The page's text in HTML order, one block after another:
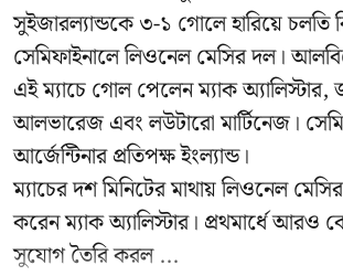
সুইজারল্যান্ডকে ৩-১ গোলে হারিয়ে চলতি
সেমিফাইনালে লিওনেল মেসির দল।
এই ম্যাচে গোল পেলেন ম্যাক অ্যালিস্টার,
আলভারেজ এবং লউটারো মার্টিনেজ।
আর্জেন্টিনার প্রতিপক্ষ ইংল্যান্ড।
ম্যাচের দশ মিনিটের মাথায় লিওনেল
করেন ম্যাক অ্যালিস্টার। প্রথমার্ধে আরও
সুযোগ তৈরি করল ...